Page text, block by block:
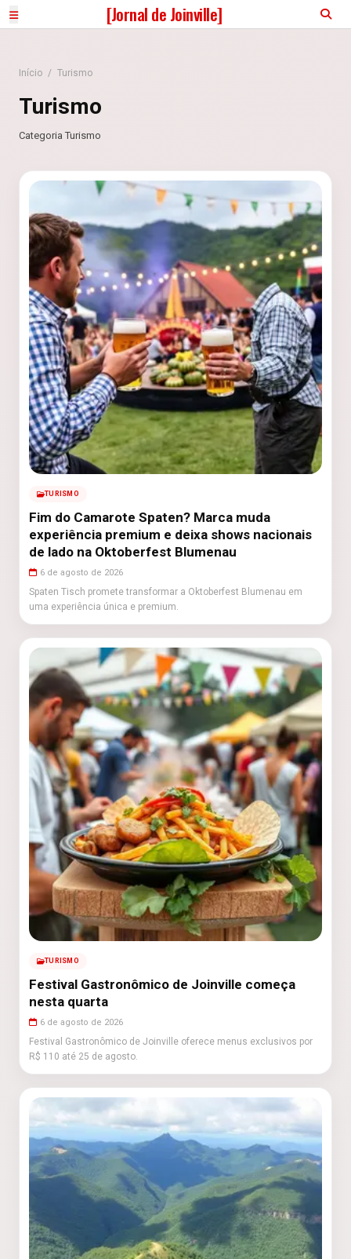
[Jornal de Joinville]
Início / Turismo
Turismo
Categoria Turismo
TURISMO
Fim do Camarote Spaten? Marca muda
experiência premium e deixa shows nacionais
de lado na Oktoberfest Blumenau
6 de agosto de 2026
Spaten Tisch promete transformar a Oktoberfest Blumenau em
uma experiência única e premium.
TURISMO
Festival Gastronômico de Joinville começa
nesta quarta
6 de agosto de 2026
Festival Gastronômico de Joinville oferece menus exclusivos por
R$ 110 até 25 de agosto.